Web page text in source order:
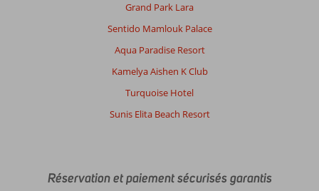
Grand Park Lara
Sentido Mamlouk Palace
Aqua Paradise Resort
Kamelya Aishen K Club
Turquoise Hotel
Sunis Elita Beach Resort
Réservation et paiement sécurisés garantis